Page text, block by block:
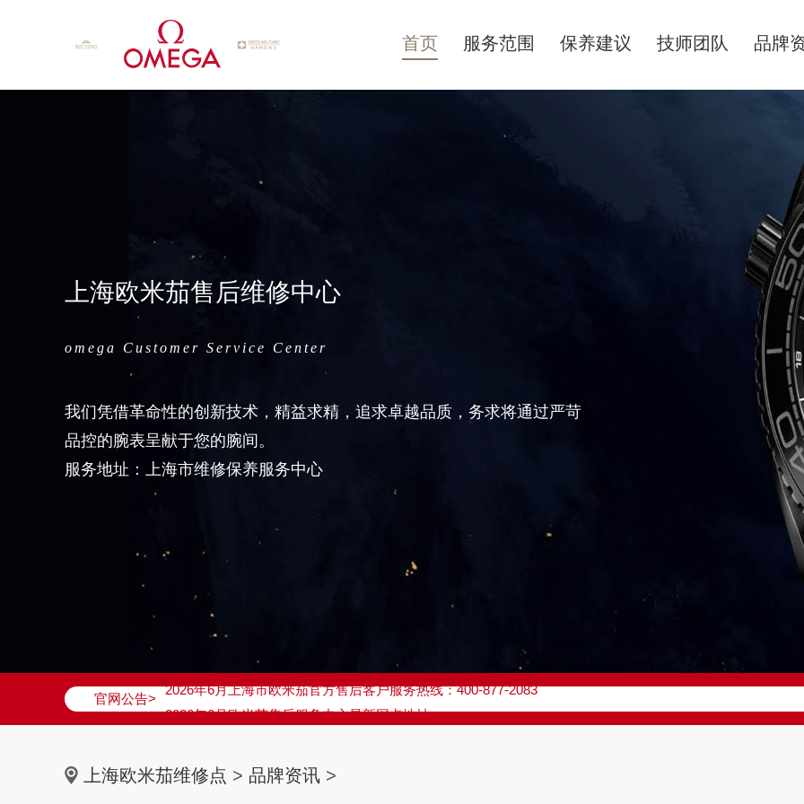
首页 服务范围 保养建议 技师团队 品牌
上海欧米茄售后维修中心
omega Customer Service Center
我们凭借革命性的创新技术，精益求精，追求卓越品质，务求将通过严苛
品控的腕表呈献于您的腕间。
服务地址：上海市维修保养服务中心
官网公告>
2026年6月欧米茄上海市售后服务网络优化升级公告
2026年6月上海市欧米茄官方售后客户服务热线：400-877-2083
2026年6月欧米茄售后服务中心最新网点地址：
上海市黄浦区南京东路299号宏伊国际广场写字楼8层806室（需提前预约）
上海欧米茄维修点 > 品牌资讯 >